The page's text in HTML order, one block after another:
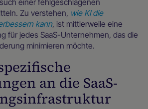
einer fehlgeschlagenen
Zu verstehen, wie KI die
kann, ist mittlerweile eine
für jedes SaaS-Unternehmen, das die
minimieren möchte.
an die SaaS-